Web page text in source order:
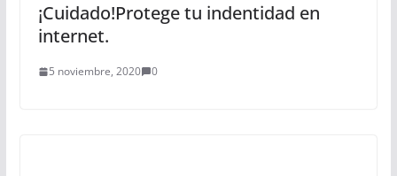
¡Cuidado!Protege tu indentidad en
internet.
5 noviembre, 2020 0